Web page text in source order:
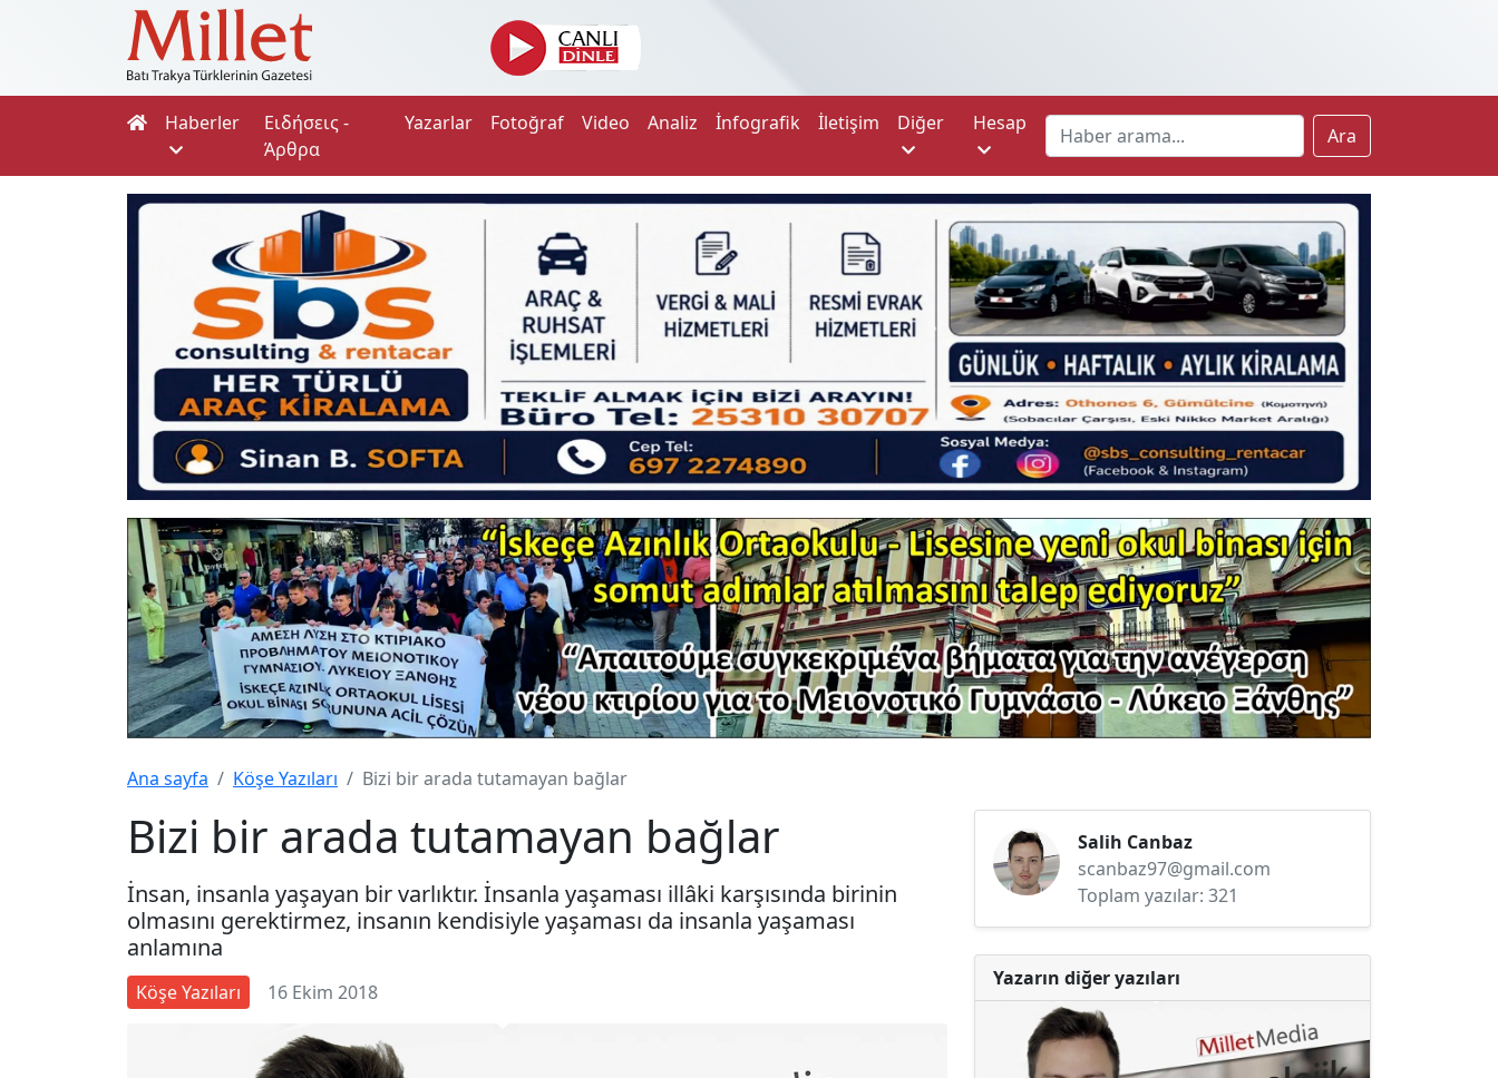
Haberler
Ειδήσεις -
Άρθρα
Yazarlar Fotoğraf Video Analiz İnfografik İletişim Diğer Hesap
Ara
Ana sayfa Köşe Yazıları Bizi bir arada tutamayan bağlar
Bizi bir arada tutamayan bağlar
İnsan, insanla yaşayan bir varlıktır. İnsanla yaşaması illâki karşısında birinin
olmasını gerektirmez, insanın kendisiyle yaşaması da insanla yaşaması
anlamına
Köşe Yazıları 16 Ekim 2018
Salih Canbaz
scanbaz97@gmail.com
Toplam yazılar: 321
Yazarın diğer yazıları